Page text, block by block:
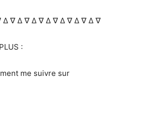
∇ Δ ∇ Δ ∇ Δ ∇ Δ ∇ Δ ∇ Δ ∇
:
me suivre sur